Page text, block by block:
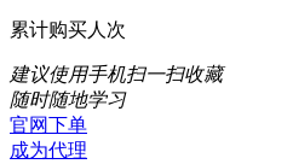
累计购买人次
建议使用手机扫一扫收藏
随时随地学习
官网下单
成为代理